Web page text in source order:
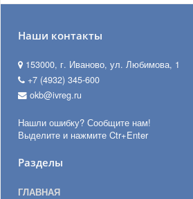
Наши контакты
153000, г. Иваново, ул. Любимова, 1
+7 (4932) 345-600
okb@ivreg.ru
Нашли ошибку? Сообщите нам!
Выделите и нажмите Ctr+Enter
Разделы
ГЛАВНАЯ